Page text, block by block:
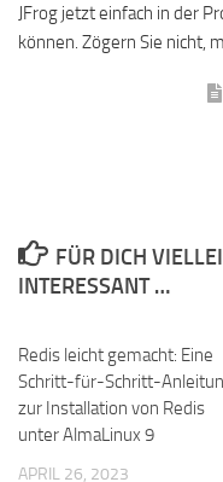
JFrog jetzt einfach in der
können. Zögern Sie nicht,
FÜR DICH
INTERESSANT …
Redis leicht gemacht: Eine
Schritt-für-Schritt-
zur Installation von Redis
unter AlmaLinux 9
APRIL 26, 2023